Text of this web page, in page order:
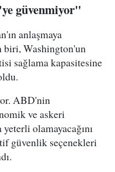
güvenmiyor"
anlaşmaya
biri, Washington'un
sağlama kapasitesine
ABD'nin
ve askeri
yeterli olamayacağını
güvenlik seçenekleri